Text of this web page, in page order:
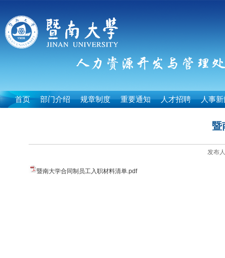
首页 部门介绍 规章制度 重要通知 人才招聘 人事新
暨
发布
暨南大学合同制员工入职材料清单.pdf